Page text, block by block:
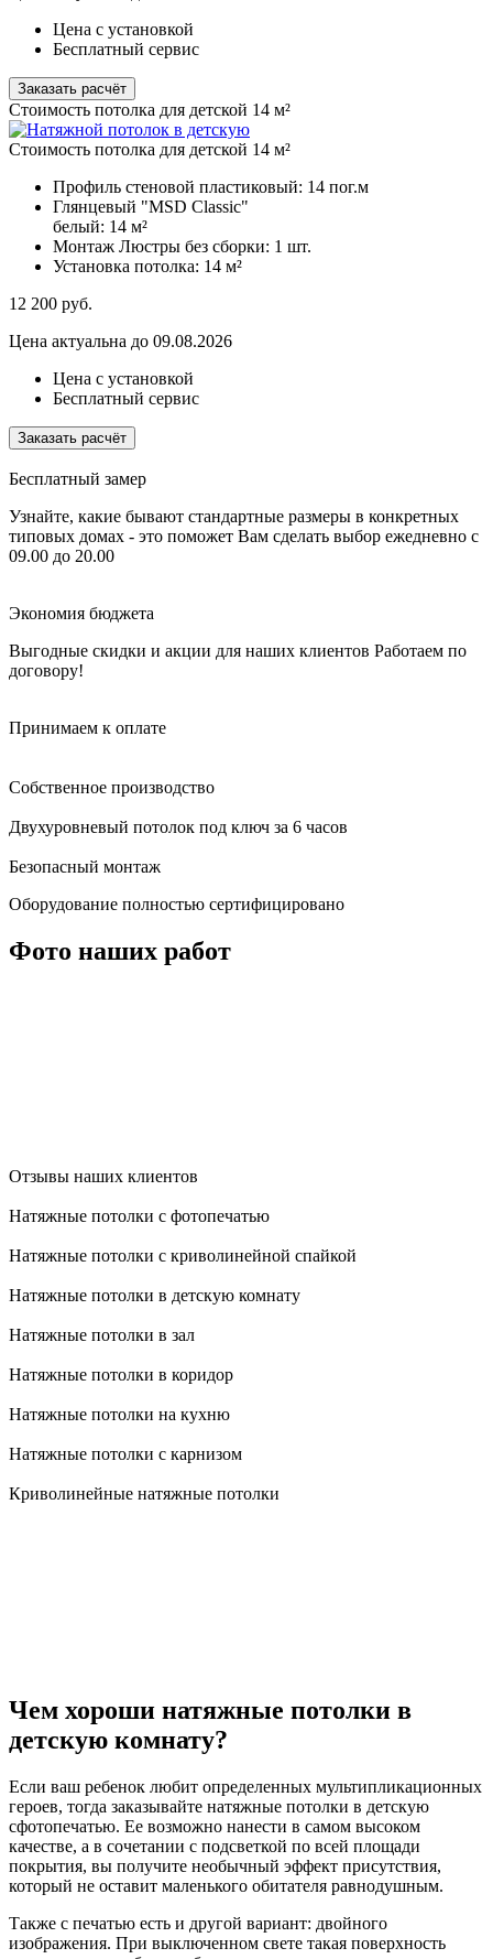
Цена с установкой
Бесплатный сервис
Заказать расчёт
Стоимость потолка для детской 14 м²
Стоимость потолка для детской 14 м²
Профиль стеновой пластиковый: 14 пог.м
Глянцевый "MSD Classic"
белый: 14 м²
Монтаж Люстры без сборки: 1 шт.
Установка потолка: 14 м²
12 200 руб.
Цена актуальна до 09.08.2026
Цена с установкой
Бесплатный сервис
Заказать расчёт
Бесплатный замер
Узнайте, какие бывают стандартные размеры в конкретных
типовых домах - это поможет Вам сделать выбор ежедневно с
09.00 до 20.00
Экономия бюджета
Выгодные скидки и акции для наших клиентов Работаем по
договору!
Принимаем к оплате
Собственное производство
Двухуровневый потолок под ключ за 6 часов
Безопасный монтаж
Оборудование полностью сертифицировано
Фото наших работ
Отзывы наших клиентов
Натяжные потолки с фотопечатью
Натяжные потолки с криволинейной спайкой
Натяжные потолки в детскую комнату
Натяжные потолки в зал
Натяжные потолки в коридор
Натяжные потолки на кухню
Натяжные потолки с карнизом
Криволинейные натяжные потолки
Чем хороши натяжные потолки в
детскую комнату?
Если ваш ребенок любит определенных мультипликационных
героев, тогда заказывайте натяжные потолки в детскую
сфотопечатью. Ее возможно нанести в самом высоком
качестве, а в сочетании с подсветкой по всей площади
покрытия, вы получите необычный эффект присутствия,
который не оставит маленького обитателя равнодушным.
Также с печатью есть и другой вариант: двойного
изображения. При выключенном свете такая поверхность